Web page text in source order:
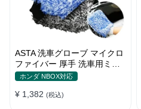
ASTA 洗車グローブ マイクロ
ファイバー 厚手 洗車用ミッ
ト 大判サイズ スポンジ内蔵
ローブ 傷防止 吸水速乾 車・
ホンダ NBOX対応
¥ 1,382 (税込)